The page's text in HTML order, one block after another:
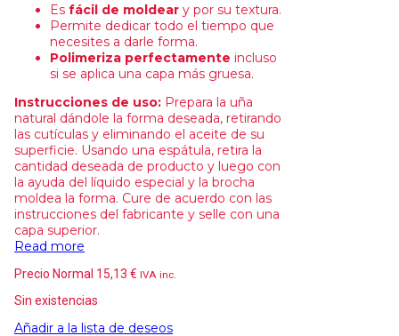
Es fácil de moldear y por su textura.
Permite dedicar todo el tiempo que
necesites a darle forma.
Polimeriza perfectamente incluso
si se aplica una capa más gruesa.
Instrucciones de uso: Prepara la uña
natural dándole la forma deseada, retirando
las cutículas y eliminando el aceite de su
superficie. Usando una espátula, retira la
cantidad deseada de producto y luego con
la ayuda del líquido especial y la brocha
moldea la forma. Cure de acuerdo con las
instrucciones del fabricante y selle con una
capa superior.
Read more
Precio Normal 15,13 € IVA inc.
Sin existencias
Añadir a la lista de deseos